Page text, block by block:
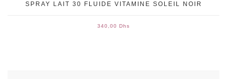
SPRAY LAIT 30 FLUIDE VITAMINE SOLEIL NOIR
340,00 Dhs